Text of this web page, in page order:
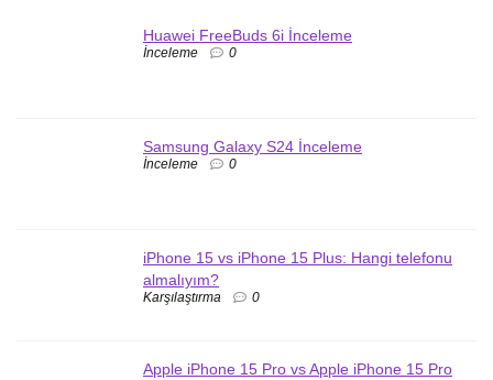
Huawei FreeBuds 6i İnceleme
İnceleme 0
Samsung Galaxy S24 İnceleme
İnceleme 0
iPhone 15 vs iPhone 15 Plus: Hangi telefonu
almalıyım?
Karşılaştırma 0
Apple iPhone 15 Pro vs Apple iPhone 15 Pro